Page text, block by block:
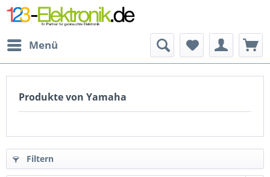
Menü
Produkte von Yamaha
Filtern